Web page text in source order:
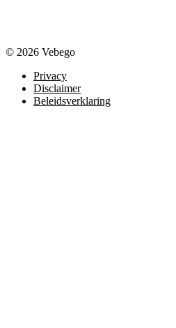
© 2026 Vebego
Privacy
Disclaimer
Beleidsverklaring